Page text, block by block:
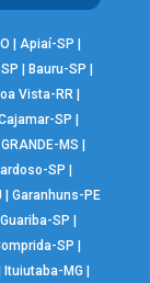
| Apiaí-SP |
|Bauru-SP |
Vista-RR |
SP |
MS |
SP |
| Garanhuns-PE
Guariba-SP |
SP |
Ituiutaba-MG |